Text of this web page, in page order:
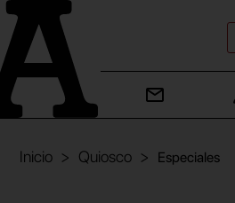
Inicio Quiosco Especiales